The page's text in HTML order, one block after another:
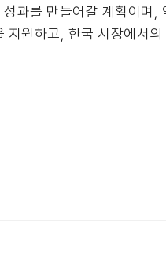
과를 만들어갈 계획이며,
원하고, 한국 시장에서